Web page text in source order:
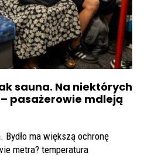
sauna. Na niektórych
pasażerowie mdleją
Bydło ma większą ochronę
metra? temperatura